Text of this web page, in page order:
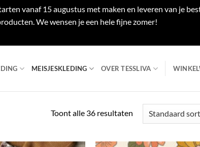
vanaf 15 augustus met maken en leveren van je
We wensen je een hele fijne zomer!
MEISJESKLEDING OVER TESSLIVA
Toont alle 36 resultaten